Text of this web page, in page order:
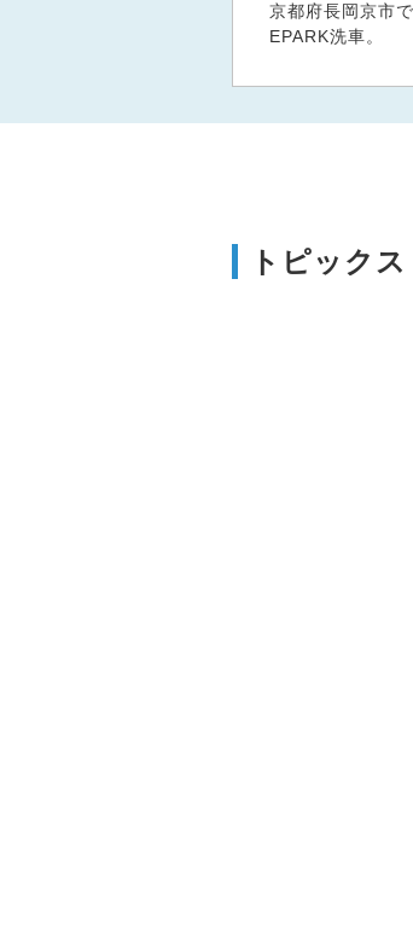
京都府長岡京市
EPARK洗車。
トピックス